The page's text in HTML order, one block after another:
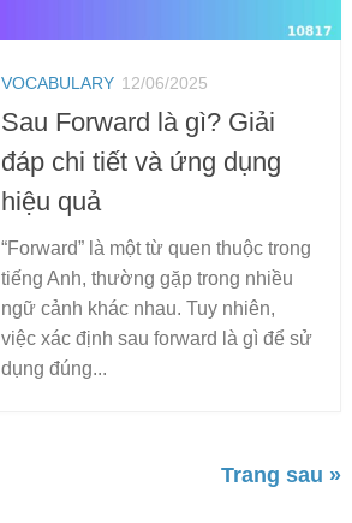
VOCABULARY 12/06/2025
Sau Forward là gì? Giải
đáp chi tiết và ứng dụng
hiệu quả
“Forward” là một từ quen thuộc trong
tiếng Anh, thường gặp trong nhiều
ngữ cảnh khác nhau. Tuy nhiên,
việc xác định sau forward là gì để sử
dụng đúng...
Trang sau »